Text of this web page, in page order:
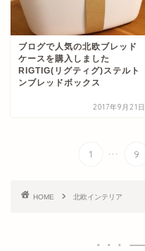
ブログで人気の北欧ブレッド
ケースを購入しました
RIGTIG(リグティグ)ステルト
ンブレッドボックス
2017年9月21日
1 ... 9
HOME 北欧インテリア